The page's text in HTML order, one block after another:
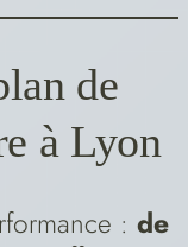
de
à Lyon
: de